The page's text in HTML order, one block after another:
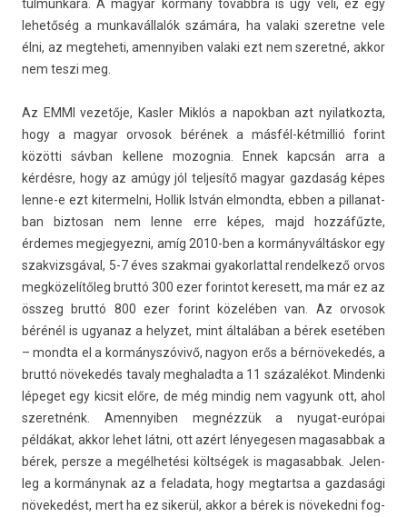
túlmunkára. A magyar kormány továbbra is úgy véli, ez egy
lehetőség a mun­kavál­lalók számára, ha valaki szeret­ne vele
élni, az meg­teheti, amen­nyib­en valaki ezt nem szeretné, akkor
nem teszi meg.
Az EMMI vezetője, Kasl­er Miklós a napok­ban azt nyilat­kozta,
hogy a magyar or­vosok bérének a másfél-kétmillió forint
közötti sávban kel­lene mozog­nia. Ennek kapcsán arra a
kérdésre, hogy az amúgy jól tel­jesítő magyar gaz­daság képes
lenne-e ezt kiter­melni, Hol­lik István el­mondta, ebben a pil­lanat­
ban bi­ztosan nem lenne erre képes, majd hozzáfűzte,
érdemes meg­jegyez­ni, amíg 2010-ben a kormányváltáskor egy
szak­vizsgáv­al, 5-7 éves szak­mai gyakor­latt­al re­ndel­kező orvos
megközelítőleg bruttó 300 ezer forin­tot keresett, ma már ez az
összeg bruttó 800 ezer forint közelében van. Az or­vosok
bérénél is ugyanaz a helyzet, mint általában a bérek esetében
– mondta el a kormányszóvivő, nagyon erős a bérnövekedés, a
bruttó növekedés tava­ly meg­halad­ta a 11 százalékot. Min­denki
lépeget egy kic­sit előre, de még min­dig nem vagyunk ott, ahol
szeret­nénk. Amen­nyib­en megnézzük a nyugat-európai
példákat, akkor lehet látni, ott azért lényeges­en magasab­bak a
bérek, per­sze a megélhetési költségek is magasab­bak. Jelen­
leg a kormánynak az a feladata, hogy meg­tartsa a gaz­dasági
növekedést, mert ha ez sikerül, akkor a bérek is növeked­ni fog­